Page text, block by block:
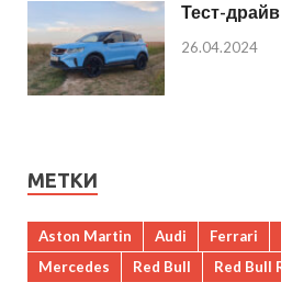
Тест-
26.04.2024
МЕТКИ
Aston Martin Audi Ferrari
Mercedes
Red Bull Red Bull